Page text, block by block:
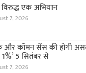
एक अभियान
7, 2026
और कॉमन सेंस की होगी असली
5 सितंबर से
7, 2026